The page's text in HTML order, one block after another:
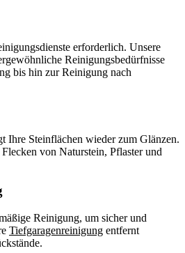
erforderlich. Unsere
Reinigungsbedürfnisse
bis hin zur Reinigung nach
Ihre Steinflächen wieder zum Glänzen.
von Naturstein, Pflaster und
Reinigung, um sicher und
Tiefgaragenreinigung entfernt